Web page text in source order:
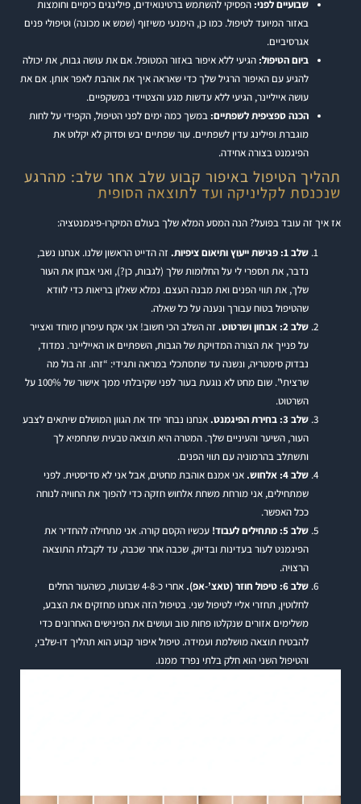
שבועיים לפני: הפסיקי להשתמש ברטינואידים, פילינגים כימיים וחומצות
באזור המיועד לטיפול. כמו כן, הימנעי משיזוף (שמש או מכונה) וטיפולי פנים
אגרסיביים.
ביום הטיפול: הגיעי ללא איפור באזור המטופל. אם את עושה גבות, את יכולה
להגיע עם האיפור הרגיל שלך כדי שאראה איך את אוהבת לאפר אותן. אם את
עושה אייליינר, הגיעי ללא עדשות מגע והצטיידי במשקפיים.
הכנה ספציפית לשפתיים: במשך כמה ימים לפני הטיפול, הקפידי על לחות
מוגברת ופילינג עדין לשפתיים. עור שפתיים יבש וסדוק לא יקלוט את
הפיגמנט בצורה אחידה.
תהליך הטיפול באיפור קבוע שלב אחר שלב: מהרגע
שנכנסת לקליניקה ועד לתוצאה הסופית
אז איך זה עובד בפועל? הנה המסע המלא שלך בעולם המיקרו-פיגמנטציה:
שלב 1: פגישת ייעוץ ותיאום ציפיות.
זה הדייט הראשון שלנו. אנחנו נשב,
נדבר, את תספרי לי על החלומות שלך (לגבות, כן?), ואני אבחן את העור
שלך, את תווי הפנים ואת מבנה העצם. נמלא שאלון בריאות כדי לוודא
שהטיפול בטוח עבורך ונענה על כל שאלה.
שלב 2: אבחון ושרטוט.
זה השלב הכי חשוב! אני אקח עיפרון מיוחד ואצייר
על פנייך את הצורה המדויקת של הגבות, השפתיים או האייליינר. נמדוד,
נבדוק סימטריה, ונשנה עד שתסתכלי במראה ותגידי: “זהו. זה בול מה
שרציתי”. שום מחט לא נוגעת בעור לפני שקיבלתי ממך אישור של 100% על
השרטוט.
שלב 3: בחירת הפיגמנט.
אנחנו נבחר יחד את הגוון המושלם שיתאים לצבע
העור, השיער והעיניים שלך. המטרה היא תוצאה טבעית שתחמיא לך
ותשתלב בהרמוניה עם תווי הפנים.
שלב 4: אלחוש.
אני אמנם אוהבת מחטים, אבל אני לא סדיסטית. לפני
שמתחילים, אני מורחת משחת אלחוש חזקה כדי להפוך את החוויה לנוחה
ככל האפשר.
שלב 5: מתחילים לעבוד!
עכשיו הקסם קורה. אני מתחילה להחדיר את
הפיגמנט לעור בעדינות ובדיוק, שכבה אחר שכבה, עד לקבלת התוצאה
הרצויה.
שלב 6: טיפול חוזר (טאצ’-אפ).
אחרי כ-4-8 שבועות, כשהעור החלים
לחלוטין, תחזרי אליי לטיפול שני. בטיפול הזה אנחנו מחזקים את הצבע,
משלימים אזורים שנקלטו פחות טוב ועושים את הפינישים האחרונים כדי
להבטיח תוצאה מושלמת ועמידה. טיפול איפור קבוע הוא תהליך דו-שלבי,
והטיפול השני הוא חלק בלתי נפרד ממנו.